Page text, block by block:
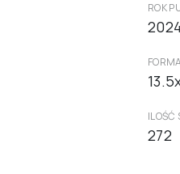
ROK
ILOŚĆ
272